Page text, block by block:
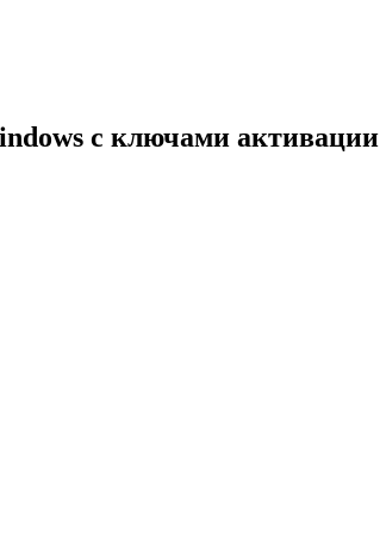
с ключами активации